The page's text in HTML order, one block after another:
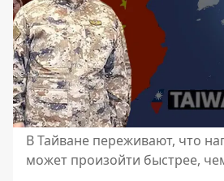
В Тайване переживают, что
может произойти быстрее,